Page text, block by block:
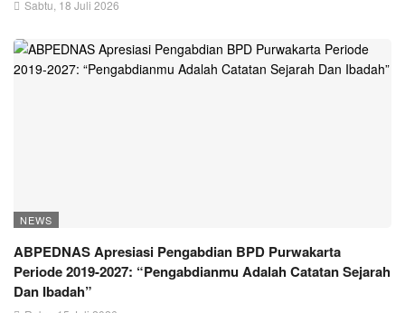
Sabtu, 18 Juli 2026
NEWS
ABPEDNAS Apresiasi Pengabdian BPD Purwakarta
Periode 2019-2027: “Pengabdianmu Adalah Catatan Sejarah
Dan Ibadah”